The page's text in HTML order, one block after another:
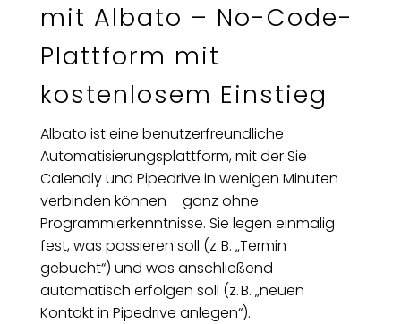
mit Albato – No-Code-
Plattform mit
kostenlosem Einstieg
Albato ist eine benutzerfreundliche
Automatisierungsplattform, mit der Sie
Calendly und Pipedrive in wenigen Minuten
verbinden können – ganz ohne
Programmierkenntnisse. Sie legen einmalig
fest, was passieren soll (z. B. „Termin
gebucht“) und was anschließend
automatisch erfolgen soll (z. B. „neuen
Kontakt in Pipedrive anlegen“).